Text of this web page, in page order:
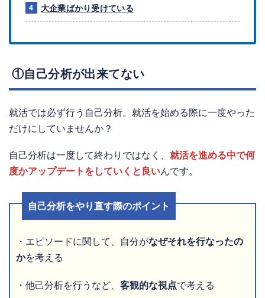
大企業ばかり受けている
①自己分析が出来てない
就活では必ず行う自己分析。就活を始める際に一度やった
だけにしていませんか？
自己分析は一度して終わりではなく、 就活を進める中で何
度かアップデートをしていくと良いんです。
自己分析をやり直す際のポイント
・エピソードに関して、自分がなぜそれを行なったの
かを考える
・他己分析を行うなど、 客観的な視点で考える